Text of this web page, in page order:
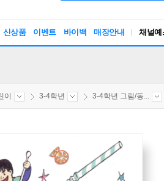
신상품 이벤트 바이백 매장안내 채널예
이 3-4학년 3-4학년 그림/동...